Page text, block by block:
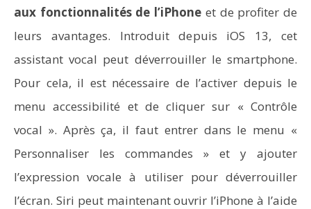
aux fonctionnalités de l’iPhone et de profiter de
leurs avantages. Introduit depuis iOS 13, cet
assistant vocal peut déverrouiller le smartphone.
Pour cela, il est nécessaire de l’activer depuis le
menu accessibilité et de cliquer sur « Contrôle
vocal ». Après ça, il faut entrer dans le menu «
Personnaliser les commandes » et y ajouter
l’expression vocale à utiliser pour déverrouiller
l’écran. Siri peut maintenant ouvrir l’iPhone à l’aide